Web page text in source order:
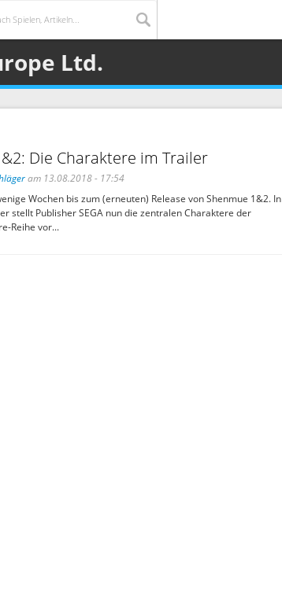
Ltd.
Die Charaktere im Trailer
am 13.08.2018 - 17:54
Wochen bis zum (erneuten) Release von Shenmue 1&2. In
stellt Publisher SEGA nun die zentralen Charaktere der
Reihe vor...